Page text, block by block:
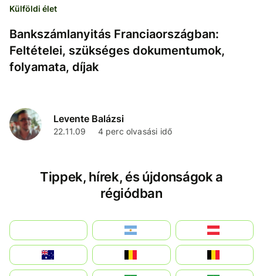
Külföldi élet
Bankszámlanyitás Franciaországban:
Feltételei, szükséges dokumentumok,
folyamata, díjak
Levente Balázsi
22.11.09 4 perc olvasási idő
Tippek, hírek, és újdonságok a
régiódban
Australia
Belgique